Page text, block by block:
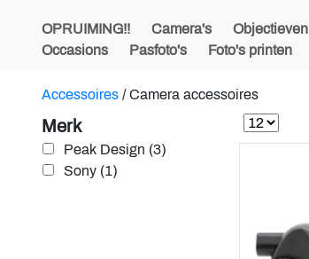
OPRUIMING!! Camera's Objectieven
Occasions
Pasfoto's Foto's printen
Accessoires /Camera accessoires
Merk
Peak Design (3)
Sony (1)